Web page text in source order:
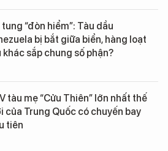
tung “đòn hiểm”: Tàu dầu
bị bắt giữa biển, hàng loạt
khác sắp chung số phận?
tàu mẹ “Cửu Thiên” lớn nhất thế
của Trung Quốc có chuyến bay
tiên